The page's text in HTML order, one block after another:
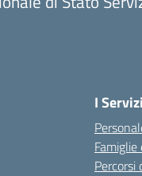
I Servizi
Percorsi